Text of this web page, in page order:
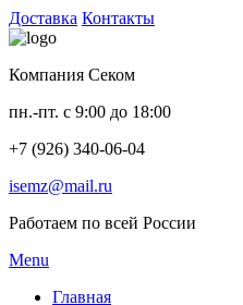
Доставка Контакты
Компания Секом
пн.-пт. с 9:00 до 18:00
+7 (926) 340-06-04
isemz@mail.ru
Работаем по всей России
Menu
Главная